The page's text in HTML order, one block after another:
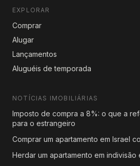
EXPLORAR
Comprar
Alugar
Lançamentos
Aluguéis de temporada
NOTÍCIAS IMOBILIÁRIAS
Imposto de compra a 8%: o que a
para o estrangeiro
Comprar um apartamento em Israel
Herdar um apartamento em indivisão